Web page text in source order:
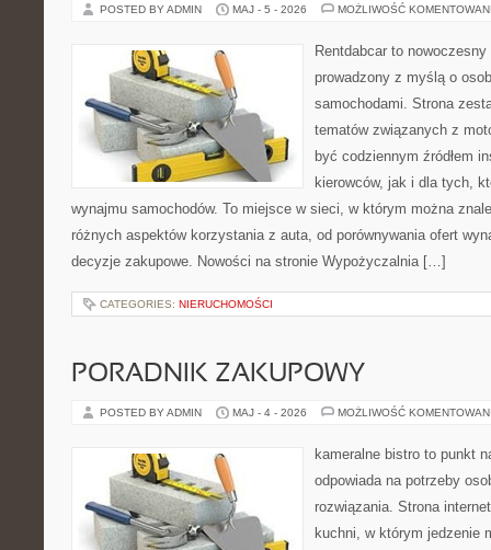
POSTED BY ADMIN MAJ - 5 - 2026 MOŻLIWOŚĆ
Rentdabcar to
prowadzony z myślą o
samochodami. Strona
tematów związanych z
być codziennym źródłem
kierowców, jak i dla tych,
wynajmu samochodów. To miejsce w sieci, w którym można
różnych aspektów korzystania z auta, od porównywania ofert
decyzje zakupowe. Nowości na stronie Wypożyczalnia […]
CATEGORIES: NIERUCHOMOŚCI
PORADNIK ZAKUPOWY
POSTED BY ADMIN MAJ - 4 - 2026 MOŻLIWOŚĆ
kameralne bistro to punkt
odpowiada na potrzeby
rozwiązania. Strona
kuchni, w którym jedzenie